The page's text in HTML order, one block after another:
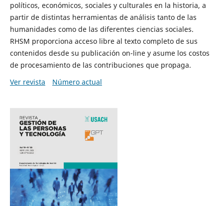
políticos, económicos, sociales y culturales en la historia, a
partir de distintas herramientas de análisis tanto de las
humanidades como de las diferentes ciencias sociales.
RHSM proporciona acceso libre al texto completo de sus
contenidos desde su publicación on-line y asume los costos
de procesamiento de las contribuciones que propaga.
Ver revista
Número actual